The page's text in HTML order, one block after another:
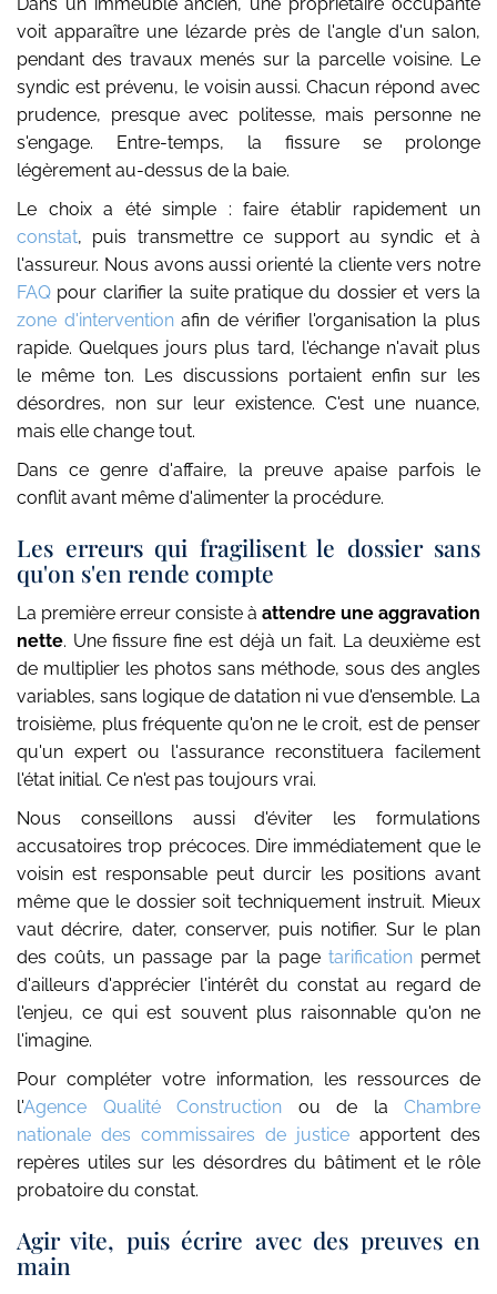
voit apparaître une lézarde près de l'angle d'un salon,
pendant des travaux menés sur la parcelle voisine. Le
syndic est prévenu, le voisin aussi. Chacun répond avec
prudence, presque avec politesse, mais personne ne
s'engage. Entre-temps, la fissure se prolonge
légèrement au-dessus de la baie.
Le choix a été simple : faire établir rapidement un
constat, puis transmettre ce support au syndic et à
l'assureur. Nous avons aussi orienté la cliente vers notre
FAQ pour clarifier la suite pratique du dossier et vers la
zone d'interventionafin de vérifier l'organisation la plus
rapide. Quelques jours plus tard, l'échange n'avait plus
le même ton. Les discussions portaient enfin sur les
désordres, non sur leur existence. C'est une nuance,
mais elle change tout.
Dans ce genre d'affaire, la preuve apaise parfois le
conflit avant même d'alimenter la procédure.
Les erreurs qui fragilisent le dossier sans
qu'on s'en rende compte
La première erreur consiste à attendre une aggravation
nette. Une fissure fine est déjà un fait. La deuxième est
de multiplier les photos sans méthode, sous des angles
variables, sans logique de datation ni vue d'ensemble. La
troisième, plus fréquente qu'on ne le croit, est de penser
qu'un expert ou l'assurance reconstituera facilement
l'état initial. Ce n'est pas toujours vrai.
Nous conseillons aussi d'éviter les formulations
accusatoires trop précoces. Dire immédiatement que le
voisin est responsable peut durcir les positions avant
même que le dossier soit techniquement instruit. Mieux
vaut décrire, dater, conserver, puis notifier. Sur le plan
des coûts, un passage par la page tarificationpermet
d'ailleurs d'apprécier l'intérêt du constat au regard de
l'enjeu, ce qui est souvent plus raisonnable qu'on ne
l'imagine.
Pour compléter votre information, les ressources de
l'Agence Qualité Construction ou de la Chambre
nationale des commissaires de justice apportent des
repères utiles sur les désordres du bâtiment et le rôle
probatoire du constat.
Agir vite, puis écrire avec des preuves en
main